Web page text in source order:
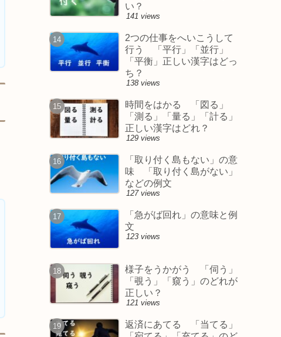
い？
141 views
2つの仕事をへいこうして
行う 「平行」「並行」
「平衡」正しい漢字はどっ
ち？
138 views
時間をはかる 「図る」
「測る」「量る」「計る」
正しい漢字はどれ？
129 views
「取り付く島もない」の意
味 「取り付く島がない」
などの例文
127 views
「急がば回れ」の意味と例
文
123 views
様子をうかがう 「伺う」
「覗う」「窺う」のどれが
正しい？
121 views
返済にあてる 「当てる」